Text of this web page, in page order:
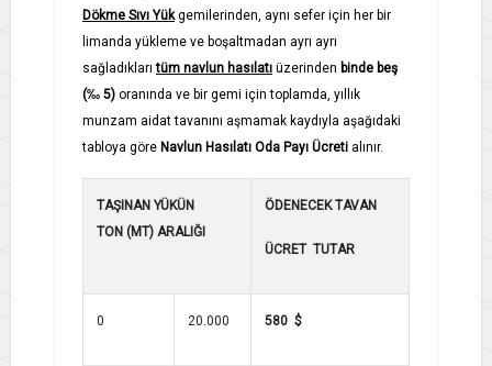
Dökme Sıvı Yük gemilerinden, aynı sefer için her bir
limanda yükleme ve boşaltmadan ayrı ayrı
sağladıkları tüm navlun hasılatı üzerinden binde beş
(‰ 5) oranında ve bir gemi için toplamda, yıllık
munzam aidat tavanını aşmamak kaydıyla aşağıdaki
tabloya göre Navlun Hasılatı Oda Payı Ücreti alınır.
TAŞINAN YÜKÜN
TON (MT) ARALIĞI
ÖDENECEK TAVAN
ÜCRET TUTAR
0 20.000 580 $